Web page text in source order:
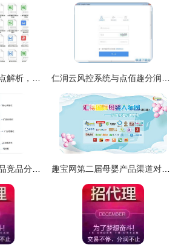
通过产品设计流程分点解析，在点佰趣分润系统中提升设计能力 仁润云风控系统与点佰趣分润系统 金融科技的双引擎
第三方移动支付类产品竞品分析 支付宝、微信支付、云闪付与点佰趣分润系统 趣宝网第二届母婴产品渠道对接专场峰会 点佰趣分润系统引领行业新生态